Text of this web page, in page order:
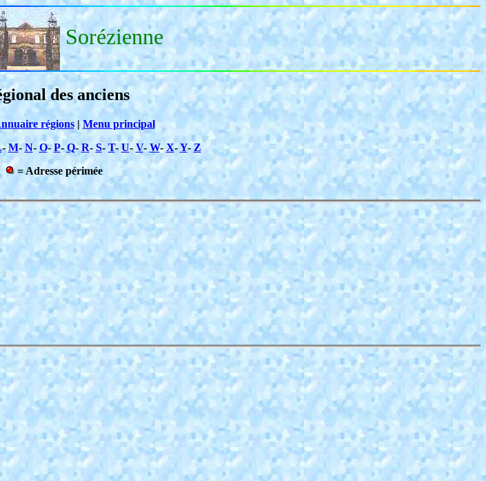
Sorézienne
des anciens
régions|Menu principal
-M- N- O-P-Q-R- S- T-U- V- W- X-Y-Z
= Adresse périmée